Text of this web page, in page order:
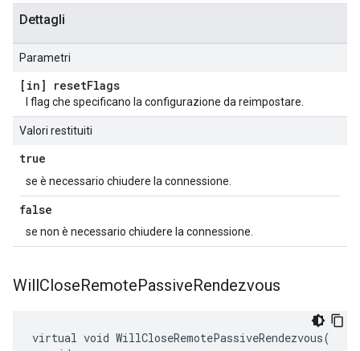
Dettagli
Parametri
[in] resetFlags
I flag che specificano la configurazione da reimpostare.
Valori restituiti
true
se è necessario chiudere la connessione.
false
se non è necessario chiudere la connessione.
WillCloseRemotePassiveRendezvous
virtual void WillCloseRemotePassiveRendezvous(